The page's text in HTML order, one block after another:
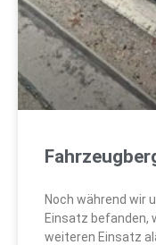
Noch während wir
Einsatz befanden,
weiteren Einsatz